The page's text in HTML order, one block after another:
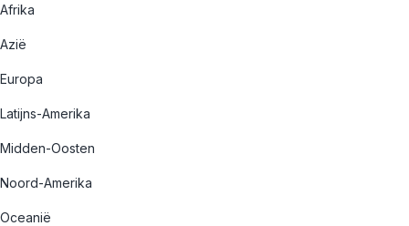
Afrika
Azië
Europa
Latijns-Amerika
Midden-Oosten
Noord-Amerika
Oceanië